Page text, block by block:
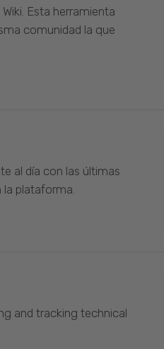
Esta herramienta
comunidad la que
al día con las últimas
la plataforma.
and tracking technical